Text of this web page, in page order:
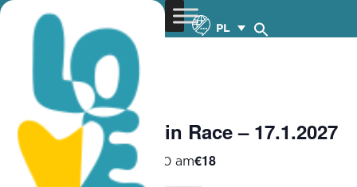
PL
« Wszystkie Wydarzenia
Kambos Mountain Race – 17.1.2027
January 17, 2027 @ 8:00 am€18